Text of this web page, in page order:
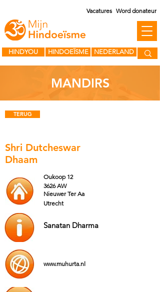
HINDOEÏSME
HINDYOU NEDERLAND
Vacatures Word donateur
MANDIRS
TERUG
Shri Dutcheswar
Dhaam
Oukoop 12
Nieuwer Ter Aa
3626 AW
Utrecht
Sanatan Dharma
www.muhurta.nl